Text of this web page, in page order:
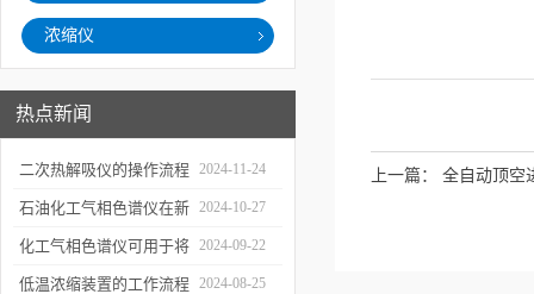
浓缩仪
热点新闻
二次热解吸仪的操作流程
和使用注意事项
2024-11-24
石油化工气相色谱仪在新
材料、新产品的研发中的
应用
2024-10-27
化工气相色谱仪可用于将
样品引入色谱柱并推动分
2024-09-22
低温浓缩装置的工作流程 2024-08-25
上一篇： 全自动顶空